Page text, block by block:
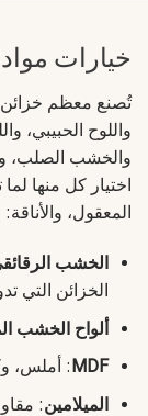
خيارات
تُصنع معظم خزائن
اختيار كل منها
المعقول، والأناقة:
الخشب
الخزائن التي
ألواح الخشب
MDF: أملس،
الميلامين: